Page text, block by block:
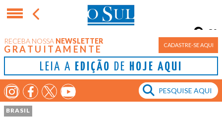
RECEBA NOSSA NEWSLETTER
GRATUITAMENTE CADASTRE-SE AQUI
LEIA A EDIÇÃO DE HOJE AQUI
Porto Alegre
8°
BRASIL